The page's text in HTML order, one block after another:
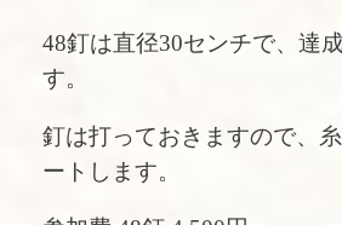
48釘は直径30センチで、達
す。
釘は打っておきますので、
ートします。